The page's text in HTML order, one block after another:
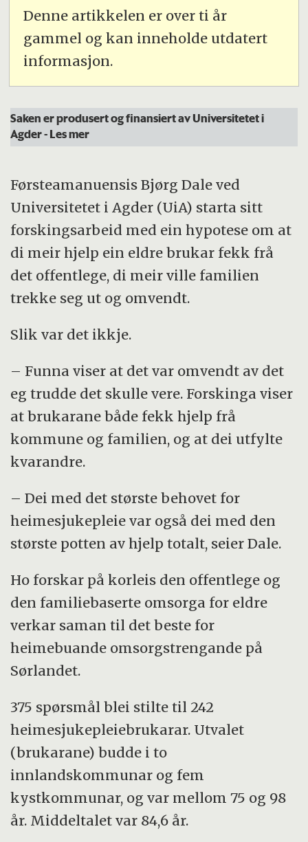
Denne artikkelen er over ti år
gammel og kan inneholde utdatert
informasjon.
Saken er produsert og finansiert av Universitetet i
Agder- Les mer
Førsteamanuensis Bjørg Dale ved
Universitetet i Agder (UiA) starta sitt
forskingsarbeid med ein hypotese om at
di meir hjelp ein eldre brukar fekk frå
det offentlege, di meir ville familien
trekke seg ut og omvendt.
Slik var det ikkje.
– Funna viser at det var omvendt av det
eg trudde det skulle vere. Forskinga viser
at brukarane både fekk hjelp frå
kommune og familien, og at dei utfylte
kvarandre.
– Dei med det største behovet for
heimesjukepleie var også dei med den
største potten av hjelp totalt, seier Dale.
Ho forskar på korleis den offentlege og
den familiebaserte omsorga for eldre
verkar saman til det beste for
heimebuande omsorgstrengande på
Sørlandet.
375 spørsmål blei stilte til 242
heimesjukepleiebrukarar. Utvalet
(brukarane) budde i to
innlandskommunar og fem
kystkommunar, og var mellom 75 og 98
år. Middeltalet var 84,6 år.